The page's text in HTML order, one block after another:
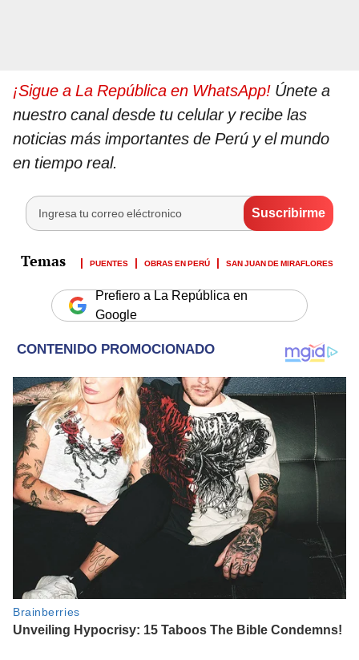
¡Sigue a La República en WhatsApp! Únete a
nuestro canal desde tu celular y recibe las
noticias más importantes de Perú y el mundo
en tiempo real.
PUENTES OBRAS EN PERÚ SAN JUAN DE MIRAFLORES
Prefiero a La República en
Google